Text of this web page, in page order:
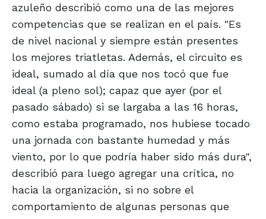
azuleño describió como una de las mejores
competencias que se realizan en el país. "Es
de nivel nacional y siempre están presentes
los mejores triatletas. Además, el circuito es
ideal, sumado al día que nos tocó que fue
ideal (a pleno sol); capaz que ayer (por el
pasado sábado) si se largaba a las 16 horas,
como estaba programado, nos hubiese tocado
una jornada con bastante humedad y más
viento, por lo que podría haber sido más dura",
describió para luego agregar una crítica, no
hacia la organización, si no sobre el
comportamiento de algunas personas que